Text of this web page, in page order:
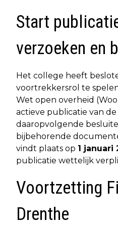
Start
verzoeken en
Het college heeft
voortrekkersrol te
Wet open overheid
actieve publicatie van
daaropvolgende
bijbehorende
vindt plaats op 1 januari
publicatie wettelijk
Voortzetting
Drenthe